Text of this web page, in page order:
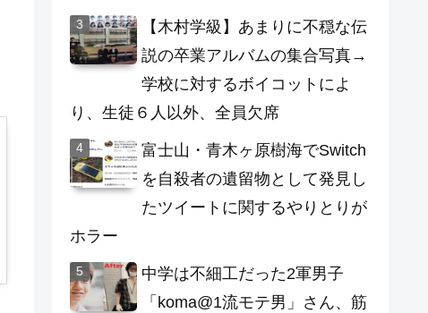
【木村学級】あまりに不穏な伝
説の卒業アルバムの集合写真→
学校に対するボイコットによ
り、生徒６人以外、全員欠席
富士山・青木ヶ原樹海でSwitch
を自殺者の遺留物として発見し
たツイートに関するやりとりが
ホラー
中学は不細工だった2軍男子
「koma@1流モテ男」さん、筋